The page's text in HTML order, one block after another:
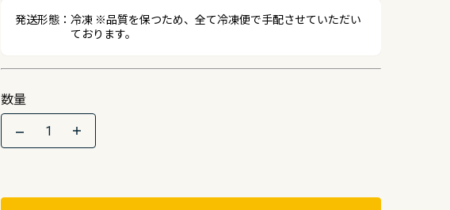
発送形態：冷凍 ※品質を保つため、全て冷凍便で手配させていただい
ております。
数量
Quantity